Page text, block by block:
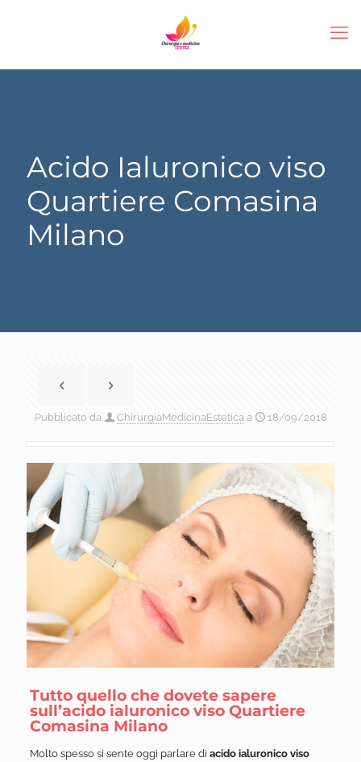
Acido Ialuronico viso
Quartiere Comasina
Milano
Pubblicato da ChirurgiaMedicinaEstetica a 18/09/2018
Tutto quello che dovete sapere
sull’acido ialuronico viso Quartiere
Comasina Milano
Molto spesso si sente oggi parlare di acido ialuronico viso